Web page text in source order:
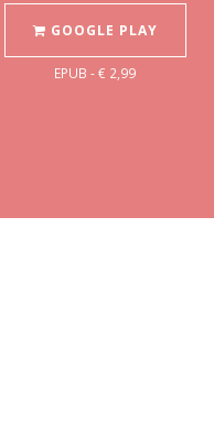
GOOGLE PLAY
EPUB - € 2,99